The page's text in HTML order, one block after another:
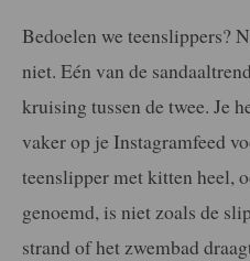
Bedoelen we teenslippers?
niet. Eén van de
kruising tussen de twee. Je
vaker op je Instagramfeed
teenslipper met kitten heel,
genoemd, is niet zoals de
strand of het zwembad